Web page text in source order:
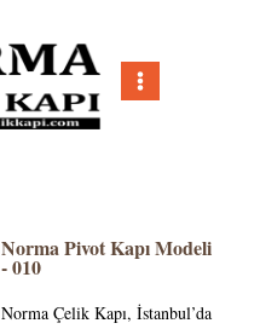
Norma Pivot Kapı Modeli
- 010
Norma Çelik Kapı, İstanbul’da